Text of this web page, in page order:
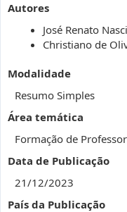
Autores
José Renato
Christiano de
Modalidade
Resumo Simples
Área temática
Formação de
Data de Publicação
21/12/2023
País da Publicação